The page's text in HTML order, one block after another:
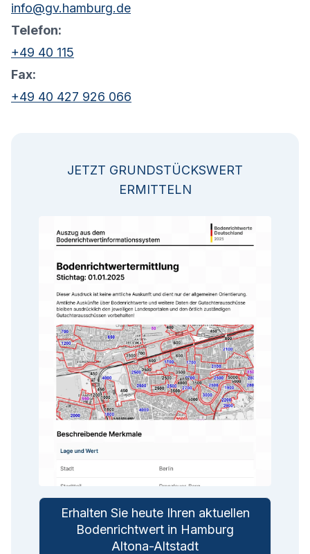
info@gv.hamburg.de
Telefon:
+49 40 115
Fax:
+49 40 427 926 066
JETZT GRUNDSTÜCKSWERT
ERMITTELN
Erhalten Sie heute Ihren aktuellen
Bodenrichtwert in Hamburg
Altona-Altstadt